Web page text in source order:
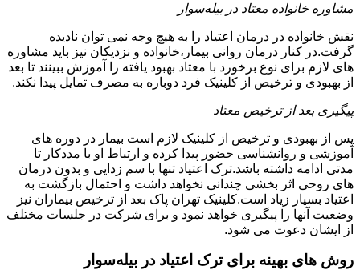
مشاوره خانواده معتاد در بیله‌سوار
نقش خانواده در درمان اعتیاد را به هیچ وجه نمی توان نادیده
گرفت.در کنار درمان روانی بیمار،خانواده و نزدیکان نیز باید مشاوره
های لازم برای نوع برخورد با معتاد بهبود یافته را آموزش ببینند تا بعد
از بهبودی و ترخیص از کلینیک فرد دوباره به مصرف تمایل پیدا نکند.
پیگیری بعد از ترخیص معتاد
پس از بهبودی و ترخیص از کلینیک لازم است بیمار در دوره های
آموزشی و روانشناسی حضور پیدا کرده و ارتباط او با مددکار تا
مدتی ادامه داشته باشد.ترک اعتیاد تنها با سم زدایی و بدون درمان
های روحی اثر بخشی چندانی نخواهد داشت و احتمال بازگشت به
اعتیاد بسیار زیاد است.کلینیک تهران پاک بعد از ترخیص بیماران نیز
وضعیت آنها را پیگیری خواهد نمود و برای شرکت در جلسات مختلف
از ایشان دعوت می شود.
روش های بهینه برای ترک اعتیاد در بیله‌سوار